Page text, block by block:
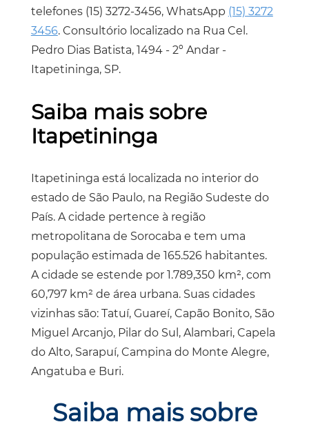
telefones (15) 3272-3456, WhatsApp (15) 3272
3456. Consultório localizado na Rua Cel.
Pedro Dias Batista, 1494 - 2º Andar -
Itapetininga, SP.
Saiba mais sobre
Itapetininga
Itapetininga está localizada no interior do
estado de São Paulo, na Região Sudeste do
País. A cidade pertence à região
metropolitana de Sorocaba e tem uma
população estimada de 165.526 habitantes.
A cidade se estende por 1.789,350 km², com
60,797 km² de área urbana. Suas cidades
vizinhas são: Tatuí, Guareí, Capão Bonito, São
Miguel Arcanjo, Pilar do Sul, Alambari, Capela
do Alto, Sarapuí, Campina do Monte Alegre,
Angatuba e Buri.
Saiba mais sobre